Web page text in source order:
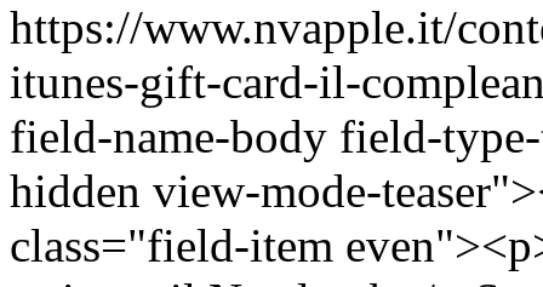
https://www.nvapple.it/
itunes-gift-card-il-
field-name-body field-
hidden view-mode-
class="field-item